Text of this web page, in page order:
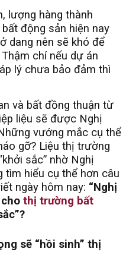
lượng hàng thành
động sản hiện nay
dang nên sẽ khó để
chí nếu dự án
lý chưa bảo đảm thì
và bất đồng thuận từ
liệu sẽ được Nghị
vướng mắc cụ thể
gỡ? Liệu thị trường
sắc” nhờ Nghị
tìm hiểu cụ thể hơn câu
ngày hôm nay: “Nghị
thị trường bất
sẽ “hồi sinh” thị